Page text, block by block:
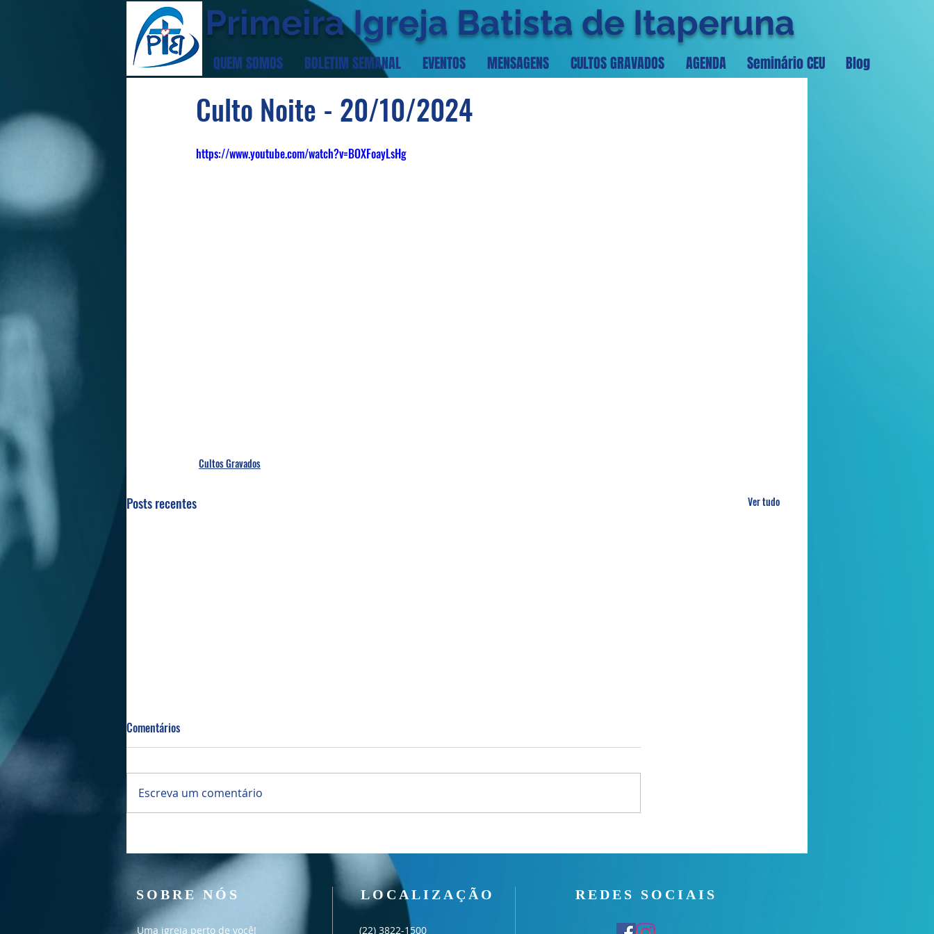
QUEM SOMOS BOLETIM SEMANAL EVENTOS MENSAGENS CULTOS GRAVADOS AGENDA Seminário CEU Blog
Primeira Igreja Batista de Itaperuna
Culto Noite - 20/10/2024
https://www.youtube.com/watch?v=BOXFoayLsHg
Cultos Gravados
Posts recentes Ver tudo
Culto Noite - 09/08/2026 Culto Manhã - 09/08/2026 Culto Manhã - 02/08/2026
Comentários
Escreva um comentário
SOBRE NÓS
Uma igreja perto de você!
LOCALIZAÇÃO
(22) 3822-1500
REDES SOCIAIS